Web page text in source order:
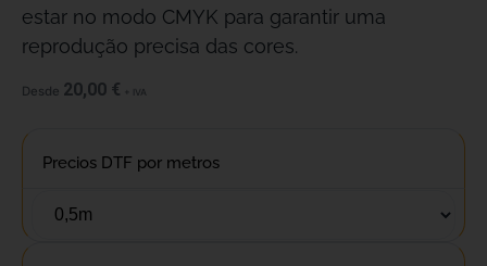
estar no modo CMYK para garantir uma
reprodução precisa das cores.
Desde 20,00 € + IVA
Precios DTF por metros